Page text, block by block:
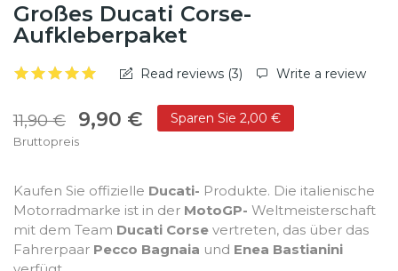
Großes Ducati Corse-
Aufkleberpaket
Read reviews (3) Write a review
11,90 € 9,90 € Sparen Sie 2,00 €
Bruttopreis
Kaufen Sie offizielle Ducati- Produkte. Die italienische
Motorradmarke ist in der MotoGP- Weltmeisterschaft
mit dem Team Ducati Corse vertreten, das über das
Fahrerpaar Pecco Bagnaia und Enea Bastianini